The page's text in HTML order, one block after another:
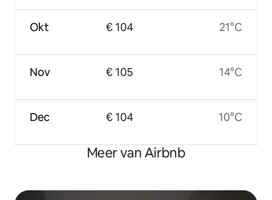
Okt
Nov
Dec
€ 104
€ 105
€ 104
21°C
14°C
10°C
Meer van Airbnb